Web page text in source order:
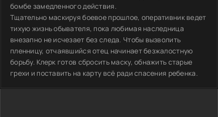
бомбе замедленного действия.
Тщательно маскируя боевое прошлое, оперативник ведет
тихую жизнь обывателя, пока любимая наследница
внезапно не исчезает без следа. Чтобы вызволить
пленницу, отчаявшийся отец начинает безжалостную
борьбу. Клерк готов сбросить маску, обнажить старые
грехи и поставить на карту всё ради спасения ребенка.